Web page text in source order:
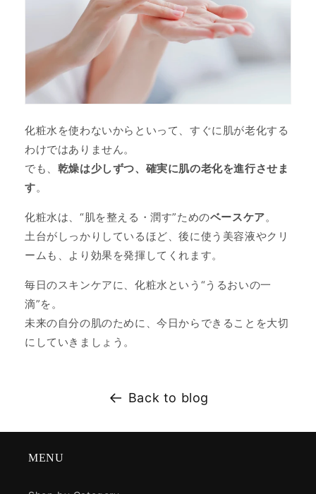
化粧水を使わないからといって、すぐに肌が老化する
わけではありません。
でも、 乾燥は少しずつ、確実に肌の老化を進行させま
す。
化粧水は、“肌を整える・潤す”ためのベースケア。
土台がしっかりしているほど、後に使う美容液やクリ
ームも、より効果を発揮してくれます。
毎日のスキンケアに、化粧水という“うるおいの一
滴”を。
未来の自分の肌のために、今日からできることを大切
にしていきましょう。
Back to blog
MENU